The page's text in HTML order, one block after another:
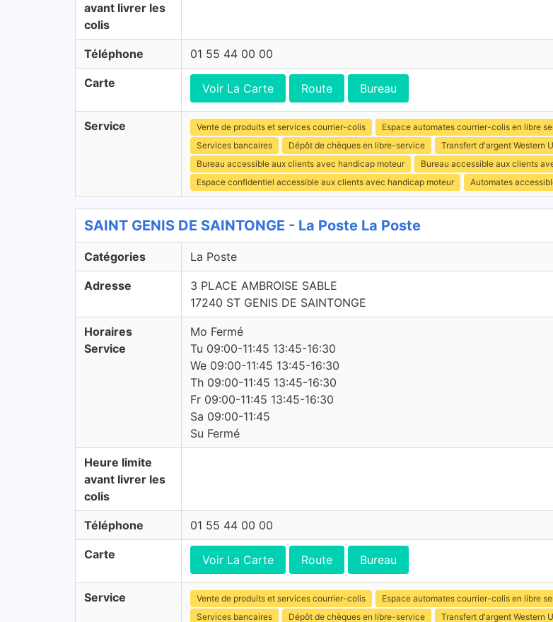
avant livrer les
colis
Téléphone 01 55 44 00 00
Carte Voir La Carte Route Bureau
Service Vente de produits et services courrier-colis Espace automates courrier-colis en libre
Services bancaires
Dépôt de chèques en libre-service Transfert d'argent Western
Bureau accessible aux clients avec handicap moteur
Bureau accessible aux clients
Espace confidentiel accessible aux clients avec handicap moteur
Automates
SAINT GENIS DE SAINTONGE - La Poste La Poste
Catégories La Poste
Adresse
3 PLACE AMBROISE SABLE
17240 ST GENIS DE SAINTONGE
Horaires
Service
Mo Fermé
Tu 09:00-11:45 13:45-16:30
We 09:00-11:45 13:45-16:30
Th 09:00-11:45 13:45-16:30
Fr 09:00-11:45 13:45-16:30
Sa 09:00-11:45
Su Fermé
Heure limite
avant livrer les
colis
Téléphone 01 55 44 00 00
Carte Voir La Carte Route Bureau
Service Vente de produits et services courrier-colis Espace automates courrier-colis en libre
Services bancaires
Dépôt de chèques en libre-service Transfert d'argent Western